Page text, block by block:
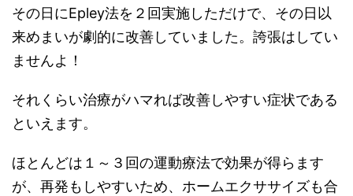
その日にEpley法を２回実施しただけで、その日以
来めまいが劇的に改善していました。誇張はしてい
ませんよ！
それくらい治療がハマれば改善しやすい症状である
といえます。
ほとんどは１～３回の運動療法で効果が得らます
が、再発もしやすいため、ホームエクササイズも合